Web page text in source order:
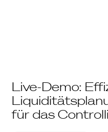
Live-Demo:
für das